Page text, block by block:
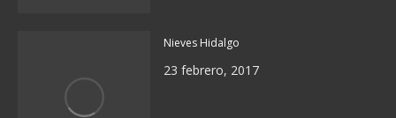
Nieves Hidalgo
23 febrero, 2017